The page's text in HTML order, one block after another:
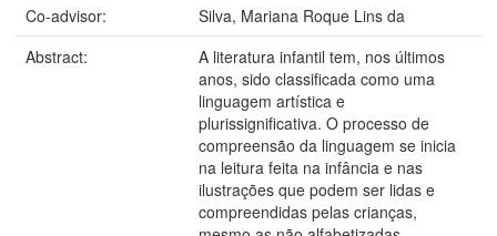
Co-advisor:
Silva, Mariana Roque Lins da
Abstract:
A literatura infantil tem, nos últimos
anos, sido classificada como uma
linguagem artística e
plurissignificativa. O processo de
compreensão da linguagem se inicia
na leitura feita na infância e nas
ilustrações que podem ser lidas e
compreendidas pelas crianças,